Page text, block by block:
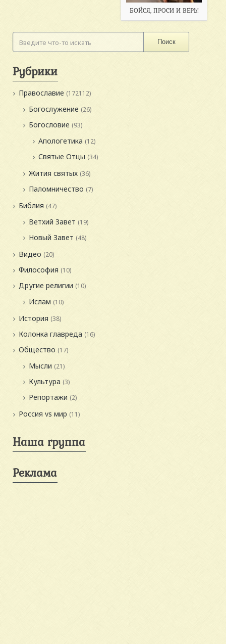
БОЙСЯ, ПРОСИ И ВЕРЬ!
Поиск
Рубрики
Православие (172112)
Богослужение (26)
Богословие (93)
Апологетика (12)
Святые Отцы (34)
Жития святых (36)
Паломничество (7)
Библия (47)
Ветхий Завет (19)
Новый Завет (48)
Видео (20)
Философия (10)
Другие религии (10)
Ислам (10)
История (38)
Колонка главреда (16)
Общество (17)
Мысли (21)
Культура (3)
Репортажи (2)
Россия vs мир (11)
Наша группа
Реклама